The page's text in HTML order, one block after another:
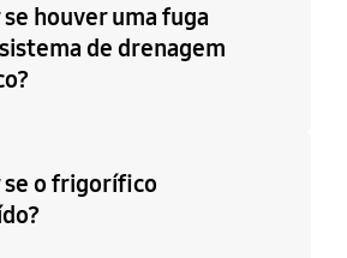
houver uma fuga
de drenagem
se o frigorífico